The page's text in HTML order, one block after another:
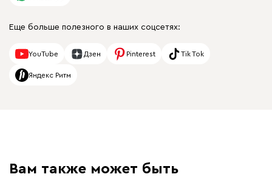
Еще больше полезного в наших соцсетях:
YouTube Дзен Pinterest Tik Tok
Яндекс Ритм
Вам также может быть